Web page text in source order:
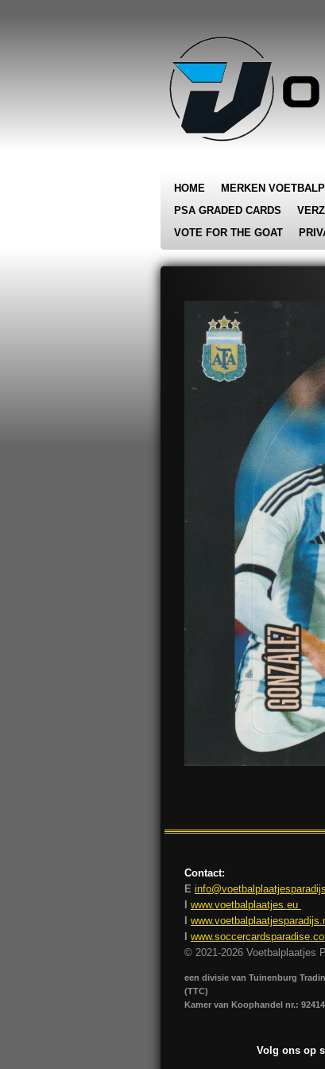
HOME MERKEN
PSA GRADED CARDS
VOTE FOR THE GOAT
Contact:
E
I www.voetbalplaatjes.eu
I
I
© 2021-2026 Voetbalplaatjes
een divisie van Tuinenburg
(TTC)
Kamer van Koophandel nr.:
Volg ons op